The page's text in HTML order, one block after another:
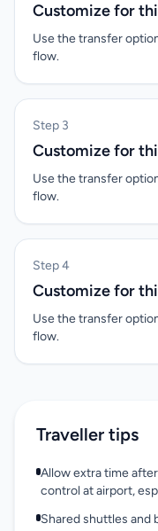
Customize for
Use the transfer
flow.
Step 3
Customize for
Use the transfer
flow.
Step 4
Customize for
Use the transfer
flow.
Traveller tips
Allow extra time
control at airport,
Shared shuttles and